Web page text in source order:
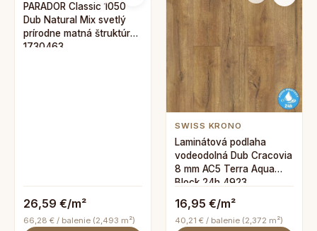
PARADOR Classic 1050
Dub Natural Mix svetlý
prírodne matná štruktúra
1730463
26,59 €/m²
66,28 € / balenie (2,493 m²)
SWISS KRONO
Laminátová podlaha
vodeodolná Dub Cracovia
8 mm AC5 Terra Aqua
Block 24h 4923
16,95 €/m²
40,21 € / balenie (2,372 m²)